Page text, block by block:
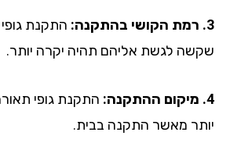
התקנת גופי
לגשת אליהם תהיה יקרה יותר.
התקנת גופי תאורה
מאשר התקנה בבית.